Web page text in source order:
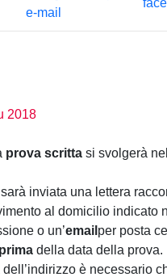
2018
prova scritta si svolgerà
inviata una lettera
al domicilio indicato
o un’email per posta
della data della prova.
dell’indirizzo è necessario